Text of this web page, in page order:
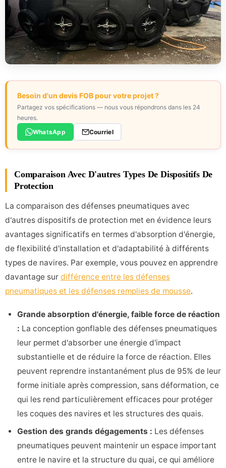
Besoin d'un devis FOB pour votre projet ?
Partagez vos spécifications — nous vous répondrons dans les 24
heures.
WhatsApp
Courriel
Comparaison Avec D'autres Types De Dispositifs De
Protection
La comparaison des défenses pneumatiques avec
d'autres dispositifs de protection met en évidence leurs
avantages significatifs en termes d'absorption d'énergie,
de flexibilité d'installation et d'adaptabilité à différents
types de navires. Par exemple, vous pouvez en apprendre
davantage sur différence entre les défenses
pneumatiques et les défenses remplies de mousse.
Grande absorption d'énergie, faible force de réaction
: La conception gonflable des défenses pneumatiques
leur permet d'absorber une énergie d'impact
substantielle et de réduire la force de réaction. Elles
peuvent reprendre instantanément plus de 95% de leur
forme initiale après compression, sans déformation, ce
qui les rend particulièrement efficaces pour protéger
les coques des navires et les structures des quais.
Gestion des grands dégagements : Les défenses
pneumatiques peuvent maintenir un espace important
entre le navire et la structure du quai, ce qui améliore